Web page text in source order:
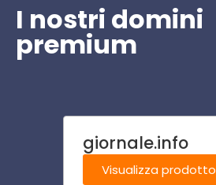
I nostri domini
premium
giornale.info
Visualizza prodotto